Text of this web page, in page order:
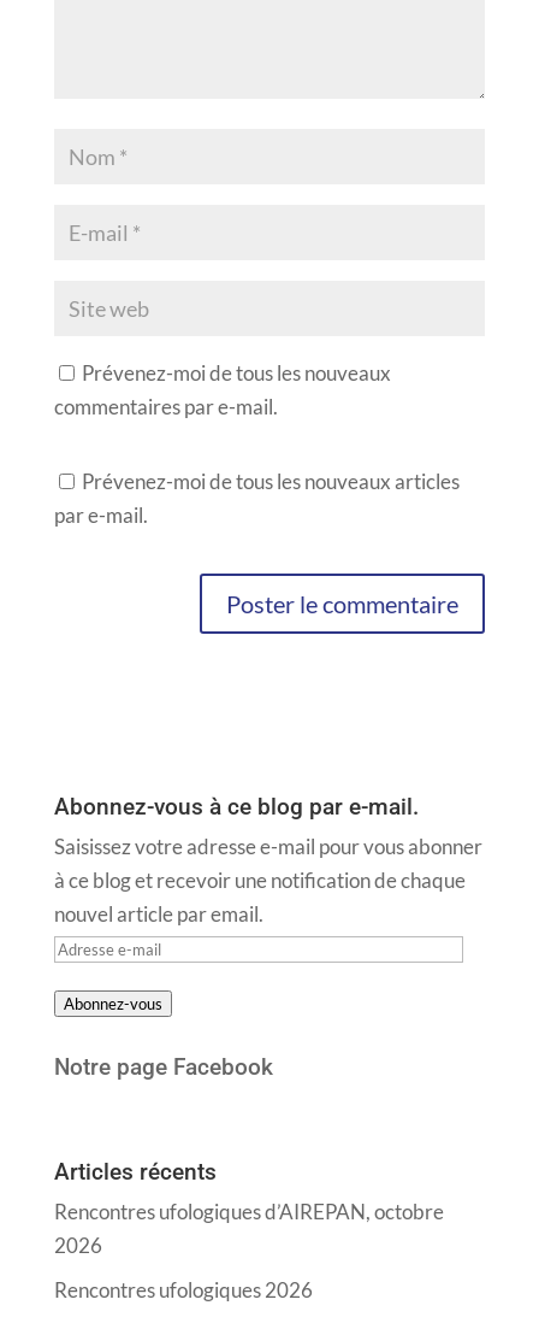
Prévenez-moi de tous les nouveaux
commentaires par e-mail.
Prévenez-moi de tous les nouveaux articles
par e-mail.
Abonnez-vous à ce blog par e-mail.
Saisissez votre adresse e-mail pour vous abonner
à ce blog et recevoir une notification de chaque
nouvel article par email.
Adresse
mail
Abonnez-vous
Notre page Facebook
Articles récents
Rencontres ufologiques d’AIREPAN, octobre
2026
Rencontres ufologiques 2026